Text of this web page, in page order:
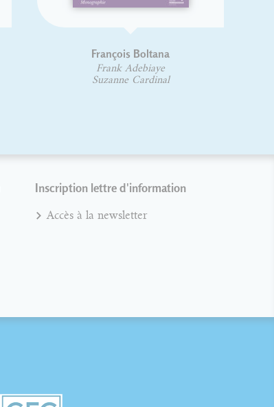
Inscription lettre d'information
Accès à la newsletter